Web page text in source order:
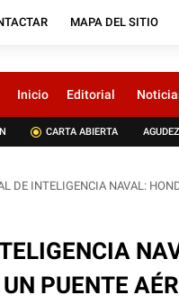
MAPA DEL SITIO
Inicio Editorial
CARTA ABIERTA
DE INTELIGENCIA NAVAL:
PUENTE